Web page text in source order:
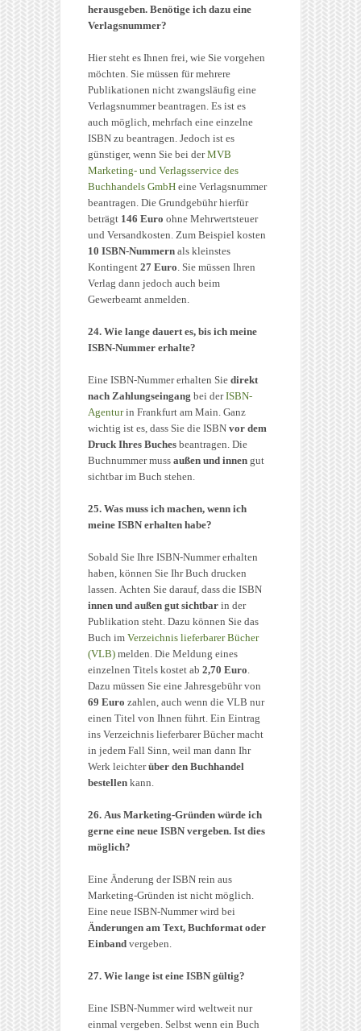
herausgeben. Benötige ich dazu eine
Verlagsnummer?
Hier steht es Ihnen frei, wie Sie vorgehen
möchten. Sie müssen für mehrere
Publikationen nicht zwangsläufig eine
Verlagsnummer beantragen. Es ist es
auch möglich, mehrfach eine einzelne
ISBN zu beantragen. Jedoch ist es
günstiger, wenn Sie bei derMVB
Marketing- und Verlagsservice des
Buchhandels GmbH eine Verlagsnummer
beantragen. Die Grundgebühr hierfür
beträgt 146 Euro ohne Mehrwertsteuer
und Versandkosten. Zum Beispiel kosten
10 ISBN-Nummern als kleinstes
Kontingent 27 Euro . Sie müssen Ihren
Verlag dann jedoch auch beim
Gewerbeamt anmelden.
24. Wie lange dauert es, bis ich meine
ISBN-Nummer erhalte?
Eine ISBN-Nummer erhalten Sie direkt
nach Zahlungseingang bei derISBN-
Agenturin Frankfurt am Main. Ganz
wichtig ist es, dass Sie die ISBN vor dem
Druck Ihres Buches beantragen. Die
Buchnummer muss außen und innen gut
sichtbar im Buch stehen.
25. Was muss ich machen, wenn ich
meine ISBN erhalten habe?
Sobald Sie Ihre ISBN-Nummer erhalten
haben, können Sie Ihr Buch drucken
lassen. Achten Sie darauf, dass die ISBN
innen und außen gut sichtbar in der
Publikation steht. Dazu können Sie das
Buch im Verzeichnis lieferbarer Bücher
(VLB) melden. Die Meldung eines
einzelnen Titels kostet ab 2,70 Euro
Dazu müssen Sie eine Jahresgebühr von
69 Euro zahlen, auch wenn die VLB nur
einen Titel von Ihnen führt. Ein Eintrag
ins Verzeichnis lieferbarer Bücher macht
in jedem Fall Sinn, weil man dann Ihr
Werk leichterüber den Buchhandel
bestellen kann.
26. Aus Marketing-Gründen würde ich
gerne eine neue ISBN vergeben. Ist dies
möglich?
Eine Änderung der ISBN rein aus
Marketing-Gründen ist nicht möglich.
Eine neue ISBN-Nummer wird bei
Änderungen am Text, Buchformat oder
Einband vergeben.
27. Wie lange ist eine ISBN gültig?
Eine ISBN-Nummer wird weltweit nur
einmal vergeben. Selbst wenn ein Buch